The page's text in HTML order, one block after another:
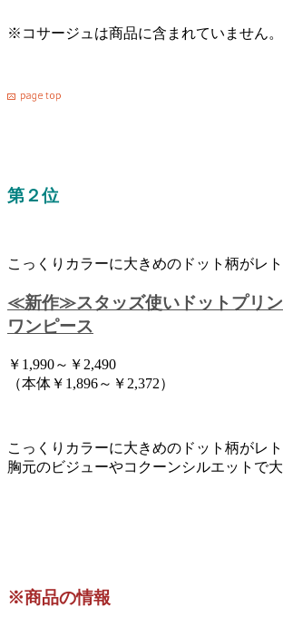
※コサージュは商品に含まれていません。
第２位
こっくりカラーに大きめのドット柄がレ
≪新作≫スタッズ使いドットプリ
ワンピース
￥1,990～￥2,490
（本体￥1,896～￥2,372）
こっくりカラーに大きめのドット柄がレ
胸元のビジューやコクーンシルエットで
※商品の情報